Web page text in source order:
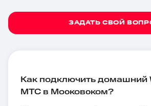
ЗАДАТЬ СВОЙ
Как подключить домашний
МТС в Московском?